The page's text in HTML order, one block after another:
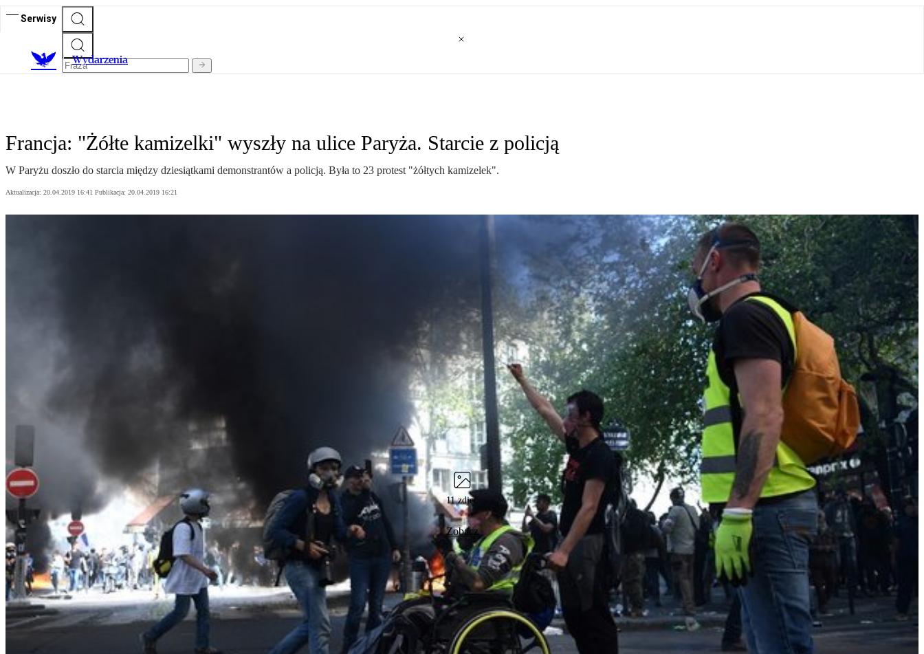
Serwisy
Wydarzenia
Francja: "Żółte kamizelki" wyszły na ulice Paryża. Starcie z policją
W Paryżu doszło do starcia między dziesiątkami demonstrantów a policją. Była to 23 protest "żółtych kamizelek".
Aktualizacja: 20.04.2019 16:41 Publikacja: 20.04.2019 16:21
11 zdjęć
Zobacz